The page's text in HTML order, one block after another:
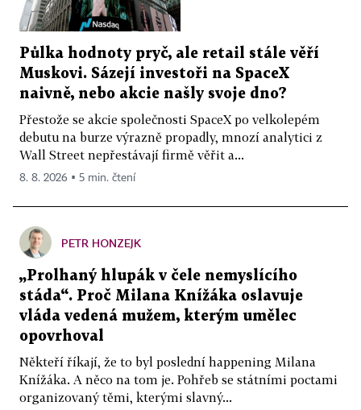
Půlka hodnoty pryč, ale retail stále věří
Muskovi. Sázejí investoři na SpaceX
naivně, nebo akcie našly svoje dno?
Přestože se akcie společnosti SpaceX po velkolepém
debutu na burze výrazně propadly, mnozí analytici z
Wall Street nepřestávají firmě věřit a...
8. 8. 2026 ▪ 5 min. čtení
PETR HONZEJK
„Prolhaný hlupák v čele nemyslícího
stáda“. Proč Milana Knížáka oslavuje
vláda vedená mužem, kterým umělec
opovrhoval
Někteří říkají, že to byl poslední happening Milana
Knížáka. A něco na tom je. Pohřeb se státními poctami
organizovaný těmi, kterými slavný...